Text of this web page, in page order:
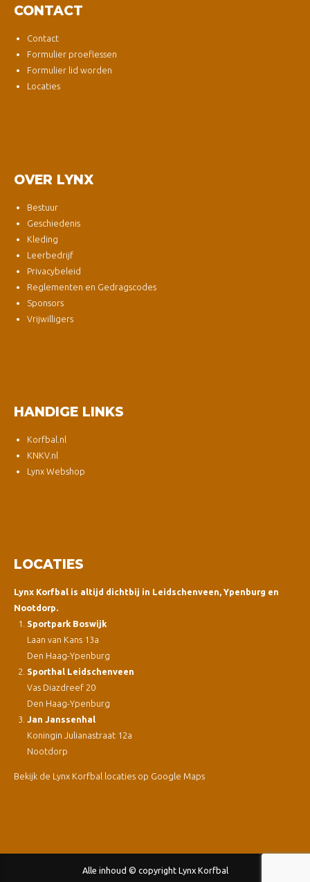
CONTACT
Contact
Formulier proeflessen
Formulier lid worden
Locaties
OVER LYNX
Bestuur
Geschiedenis
Kleding
Leerbedrijf
Privacybeleid
Reglementen en Gedragscodes
Sponsors
Vrijwilligers
HANDIGE LINKS
Korfbal.nl
KNKV.nl
Lynx Webshop
LOCATIES
Lynx Korfbal is altijd dichtbij in Leidschenveen, Ypenburg en
Nootdorp.
Sportpark Boswijk
Laan van Kans 13a
Den Haag-Ypenburg
Sporthal Leidschenveen
Vas Diazdreef 20
Den Haag-Ypenburg
Jan Janssenhal
Koningin Julianastraat 12a
Nootdorp
Bekijk de Lynx Korfbal locaties op Google Maps
Alle inhoud © copyright Lynx Korfbal